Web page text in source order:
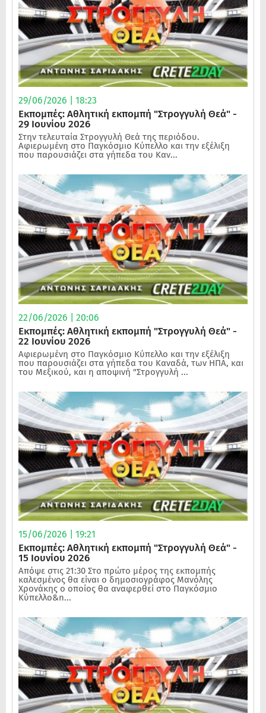
29/06/2026 | 18:23
Εκπομπές: Αθλητική εκπομπή "Στρογγυλή Θεά" -
29 Ιουνίου 2026
Στην τελευταία Στρογγυλή Θεά της περιόδου.
Αφιερωμένη στο Παγκόσμιο Κύπελλο και την εξέλιξη
που παρουσιάζει στα γήπεδα του Καν...
22/06/2026 | 20:06
Εκπομπές: Αθλητική εκπομπή "Στρογγυλή Θεά" -
22 Ιουνίου 2026
Αφιερωμένη στο Παγκόσμιο Κύπελλο και την εξέλιξη
που παρουσιάζει στα γήπεδα του Καναδά, των ΗΠΑ, και
του Μεξικού, και η αποψινή "Στρογγυλή ...
15/06/2026 | 19:21
Εκπομπές: Αθλητική εκπομπή "Στρογγυλή Θεά" -
15 Ιουνίου 2026
Απόψε στις 21:30 Στο πρώτο μέρος της εκπομπής
καλεσμένος θα είναι ο δημοσιογράφος Μανόλης
Χρονάκης ο οποίος θα αναφερθεί στο Παγκόσμιο
Κύπελλο&n...